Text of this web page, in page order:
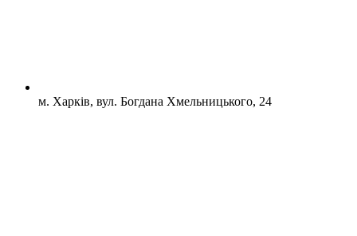
м. Харків, вул. Богдана Хмельницького, 24